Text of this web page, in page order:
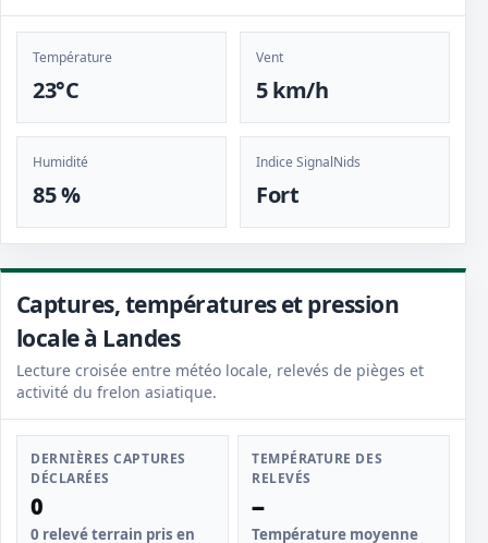
Température
23°C
Vent
5 km/h
Humidité
85 %
Indice SignalNids
Fort
Captures, températures et pression
locale à Landes
Lecture croisée entre météo locale, relevés de pièges et
activité du frelon asiatique.
DERNIÈRES CAPTURES
DÉCLARÉES
0
0 relevé terrain pris en
TEMPÉRATURE DES
RELEVÉS
--
Température moyenne